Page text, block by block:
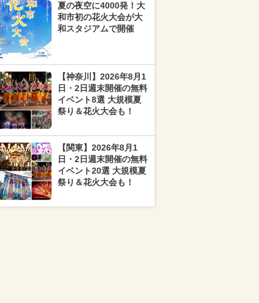
夏の夜空に4000発！大
和市初の花火大会が大
和スタジアムで開催
【神奈川】2026年8月1
日・2日週末開催の無料
イベント8選 大規模夏
祭り＆花火大会も！
【関東】2026年8月1
日・2日週末開催の無料
イベント20選 大規模夏
祭り＆花火大会も！